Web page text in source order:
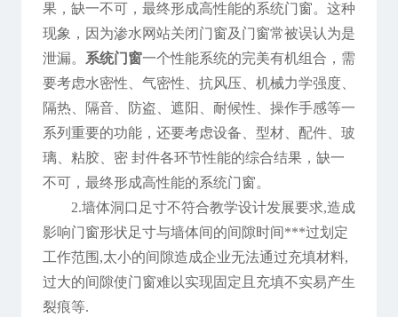
果，缺一不可，最终形成高性能的系统门窗。这种
现象，因为渗水网站关闭门窗及门窗常被误认为是
泄漏。
系统门窗一个性能系统的完美有机组合，需
要考虑水密性、气密性、抗风压、机械力学强度、
隔热、隔音、防盗、遮阳、耐候性、操作手感等一
系列重要的功能，还要考虑设备、型材、配件、玻
璃、粘胶、密 封件各环节性能的综合结果，缺一
不可，最终形成高性能的系统门窗。
2.墙体洞口足寸不符合教学设计发展要求,造成
影响门窗形状足寸与墙体间的间隙时间***过划定
工作范围,太小的间隙造成企业无法通过充填材料,
过大的间隙使门窗难以实现固定且充填不实易产生
裂痕等.